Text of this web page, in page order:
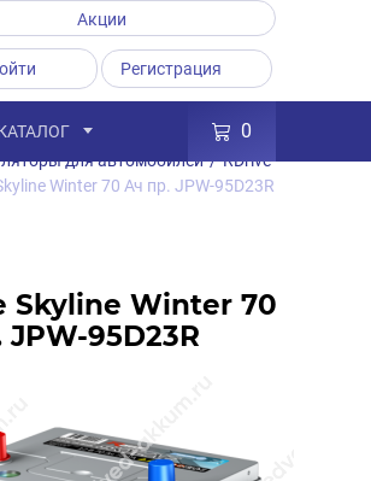
Акции
Регистрация
0
/ Товары
Аккумуляторы
для автомобилей / RDrive
Winter 70 Ач пр. JPW-95D23R
Skyline Winter 70
95D23R